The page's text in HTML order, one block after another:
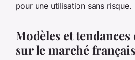
pour une utilisation sans risque.
Modèles et tendances
sur le marché français